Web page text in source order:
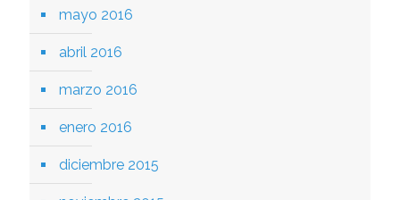
mayo 2016
abril 2016
marzo 2016
enero 2016
diciembre 2015